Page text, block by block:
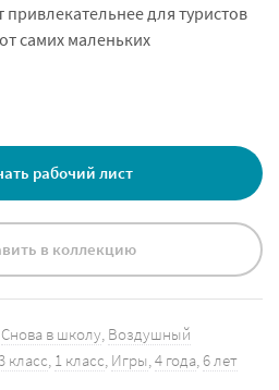
привлекательнее для туристов
самих маленьких
рабочий лист
в коллекцию
Снова в школу Воздушный
класс 1 класс Игры 4 года 6 лет